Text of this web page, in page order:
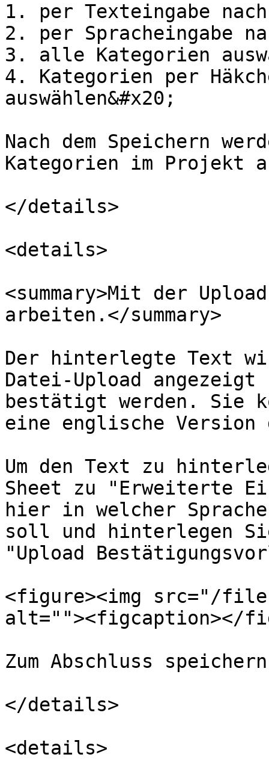
1. per Texteingabe
2. per Spracheingabe
3. alle Kategorien
4. Kategorien per
auswählen&#x20;
Nach dem Speichern
Kategorien im Projekt
</details>
<details>
<summary>Mit der
arbeiten.</summary>
Der hinterlegte Text
Datei-Upload angezeigt
bestätigt werden. Sie
eine englische
Um den Text zu
Sheet zu "Erweiterte
hier in welcher
soll und hinterlegen
"Upload
<figure><img src="/
alt=""><figcaption></
Zum Abschluss
</details>
<details>